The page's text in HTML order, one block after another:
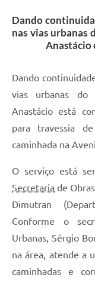
Dando
nas vias urbanas
Anastácio
Dando
vias urbanas do
Anastácio está
para travessia
caminhada na
O serviço está
Secretaria de
Dimutran
Conforme o
Urbanas, Sérgio
na área, atende a
caminhadas e